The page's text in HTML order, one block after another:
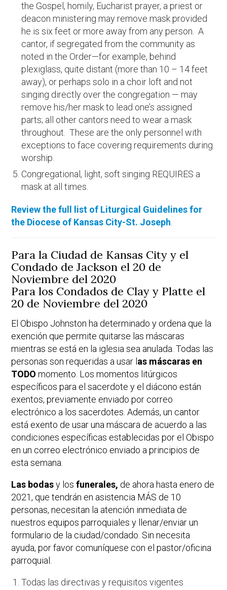
the Gospel, homily, Eucharist prayer, a priest or
deacon ministering may remove mask provided
he is six feet or more away from any person. A
cantor, if segregated from the community as
noted in the Order—for example, behind
plexiglass, quite distant (more than 10 – 14 feet
away), or perhaps solo in a choir loft and not
singing directly over the congregation — may
remove his/her mask to lead one’s assigned
parts; all other cantors need to wear a mask
throughout. These are the only personnel with
exceptions to face covering requirements during
worship.
Congregational, light, soft singing REQUIRES a
mask at all times.
Review the full list of Liturgical Guidelines for
the Diocese of Kansas City-St. Joseph
Para la Ciudad de Kansas City y el
Condado de Jackson el 20 de
Noviembre del 2020
Para los Condados de Clay y Platte el
20 de Noviembre del 2020
El Obispo Johnston ha determinado y ordena que la
exención que permite quitarse las máscaras
mientras se está en la iglesia sea anulada. Todas las
personas son requeridas a usar l as máscaras en
TODOmomento. Los momentos litúrgicos
específicos para el sacerdote y el diácono están
exentos, previamente enviado por correo
electrónico a los sacerdotes. Además, un cantor
está exento de usar una máscara de acuerdo a las
condiciones específicas establecidas por el Obispo
en un correo electrónico enviado a principios de
esta semana.
Las bodasy losfunerales, de ahora hasta enero de
2021, que tendrán en asistencia MÁS de 10
personas, necesitan la atención inmediata de
nuestros equipos parroquiales y llenar/enviar un
formulario de la ciudad/condado. Sin necesita
ayuda, por favor comuníquese con el pastor/oficina
parroquial.
Todas las directivas y requisitos vigentes